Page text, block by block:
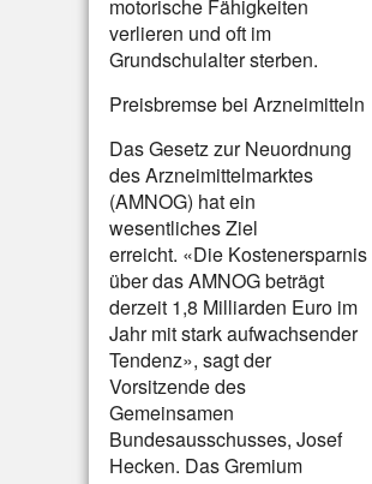
motorische Fähigkeiten
verlieren und oft im
Grundschulalter sterben.
Preisbremse bei Arzneimitteln
Das Gesetz zur Neuordnung
des Arzneimittelmarktes
(AMNOG) hat ein
wesentliches Ziel
erreicht. «Die Kostenersparnis
über das AMNOG beträgt
derzeit 1,8 Milliarden Euro im
Jahr mit stark aufwachsender
Tendenz», sagt der
Vorsitzende des
Gemeinsamen
Bundesausschusses, Josef
Hecken. Das Gremium